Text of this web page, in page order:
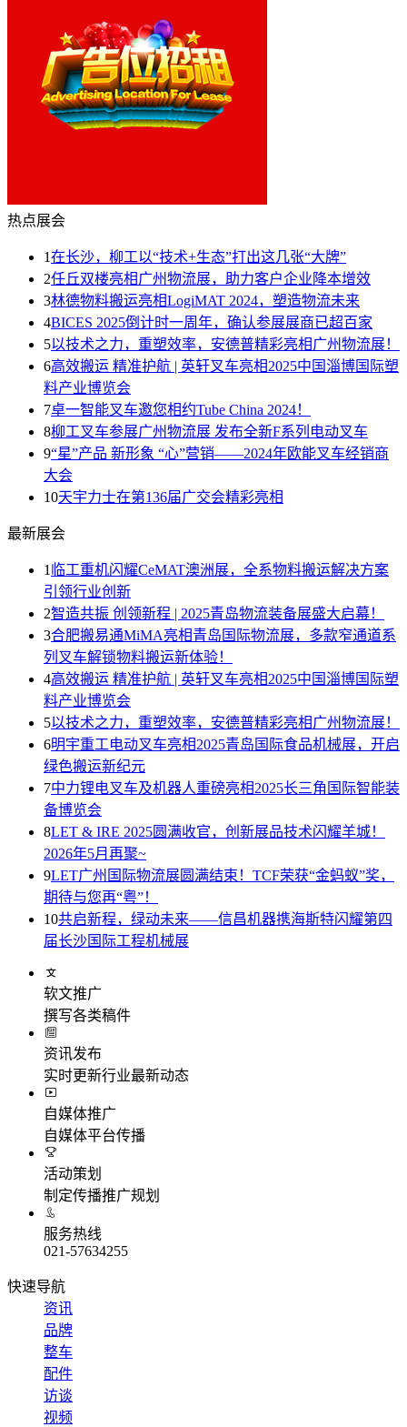
热点展会
1在长沙，柳工以“技术+生态”打出这几张“大牌”
2任丘双楼亮相广州物流展，助力客户企业降本增效
3林德物料搬运亮相LogiMAT 2024，塑造物流未来
4BICES 2025倒计时一周年，确认参展展商已超百家
5以技术之力，重塑效率，安德普精彩亮相广州物流展！
6高效搬运 精准护航 | 英轩叉车亮相2025中国淄博国际塑
料产业博览会
7卓一智能叉车邀您相约Tube China 2024！
8柳工叉车参展广州物流展 发布全新F系列电动叉车
9“星”产品 新形象 “心”营销——2024年欧能叉车经销商
大会
10天宇力士在第136届广交会精彩亮相
最新展会
1 临工重机闪耀CeMAT澳洲展，全系物料搬运解决方案
引领行业创新
2智造共振 创领新程 | 2025青岛物流装备展盛大启幕！
3合肥搬易通MiMA亮相青岛国际物流展，多款窄通道系
列叉车解锁物料搬运新体验！
4高效搬运 精准护航 | 英轩叉车亮相2025中国淄博国际塑
料产业博览会
5以技术之力，重塑效率，安德普精彩亮相广州物流展！
6明宇重工电动叉车亮相2025青岛国际食品机械展，开启
绿色搬运新纪元
7中力锂电叉车及机器人重磅亮相2025长三角国际智能装
备博览会
8LET & IRE 2025圆满收官，创新展品技术闪耀羊城！
2026年5月再聚~
9LET广州国际物流展圆满结束！TCF荣获“金蚂蚁”奖，
期待与您再“粤”！
10共启新程，绿动未来——信昌机器携海斯特闪耀第四
届长沙国际工程机械展
软文推广
撰写各类稿件
资讯发布
实时更新行业最新动态
自媒体推广
自媒体平台传播
活动策划
制定传播推广规划
服务热线
021-57634255
快速导航
资讯
品牌
整车
配件
访谈
视频